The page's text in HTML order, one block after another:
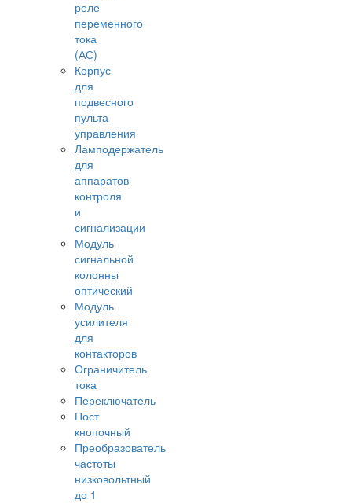
реле
переменного
тока
(АС)
Корпус
для
подвесного
пульта
управления
Ламподержатель
для
аппаратов
контроля
и
сигнализации
Модуль
сигнальной
колонны
оптический
Модуль
усилителя
для
контакторов
Ограничитель
тока
Переключатель
Пост
кнопочный
Преобразователь
частоты
низковольтный
до 1